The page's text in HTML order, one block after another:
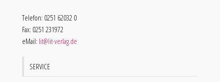
Telefon: 0251 62032 0
Fax: 0251 231972
eMail: lit@lit-verlag.de
SERVICE